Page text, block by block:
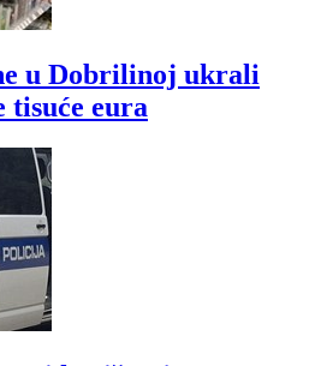
u Dobrilinoj ukrali
tisuće eura